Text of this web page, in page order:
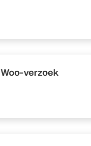
Woo-verzoek